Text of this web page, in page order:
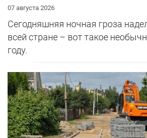
07 августа 2026
Сегодняшняя ночная гроза
всей стране – вот такое
году.